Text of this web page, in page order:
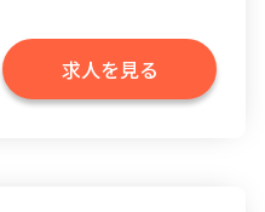
求人を見る